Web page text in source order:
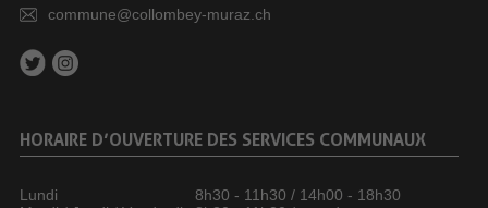
commune@collombey-muraz.ch
HORAIRE D’OUVERTURE DES SERVICES COMMUNAUX
Lundi
8h30 - 11h30 / 14h00 - 18h30